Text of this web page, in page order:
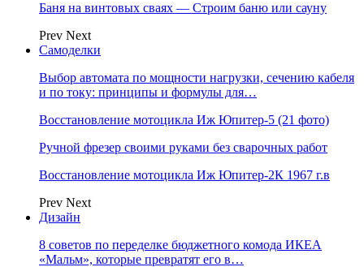
Баня на винтовых сваях — Строим баню или сауну
Prev Next
Самоделки
Выбор автомата по мощности нагрузки, сечению кабеля
и по току: принципы и формулы для…
Восстановление мотоцикла Иж Юпитер-5 (21 фото)
Ручной фрезер своими руками без сварочных работ
Восстановление мотоцикла Иж Юпитер-2К 1967 г.в
Prev Next
Дизайн
8 cоветов по переделке бюджетного комода ИКЕА
«Мальм», которые превратят его в…